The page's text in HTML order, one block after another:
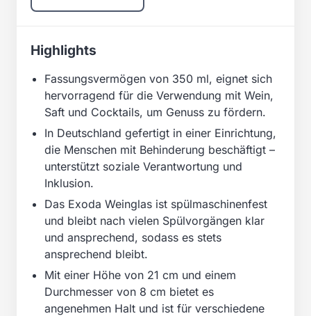
Highlights
Fassungsvermögen von 350 ml, eignet sich
hervorragend für die Verwendung mit Wein,
Saft und Cocktails, um Genuss zu fördern.
In Deutschland gefertigt in einer Einrichtung,
die Menschen mit Behinderung beschäftigt –
unterstützt soziale Verantwortung und
Inklusion.
Das Exoda Weinglas ist spülmaschinenfest
und bleibt nach vielen Spülvorgängen klar
und ansprechend, sodass es stets
ansprechend bleibt.
Mit einer Höhe von 21 cm und einem
Durchmesser von 8 cm bietet es
angenehmen Halt und ist für verschiedene